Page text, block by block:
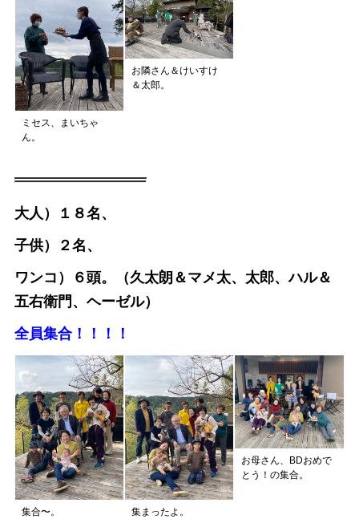
ミセス、まいちゃ
ん。
お隣さん＆けいすけ
＆太郎。
大人）１８名、
子供）２名、
ワンコ）６頭。（久太朗＆マメ太、太郎、ハル＆
五右衛門、ヘーゼル）
全員集合！！！！
集合〜。 集まったよ。
お母さん、BDおめで
とう！の集合。